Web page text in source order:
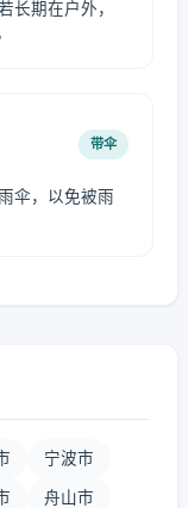
长期在户外，
带伞
伞，以免被雨
宁波市
舟山市